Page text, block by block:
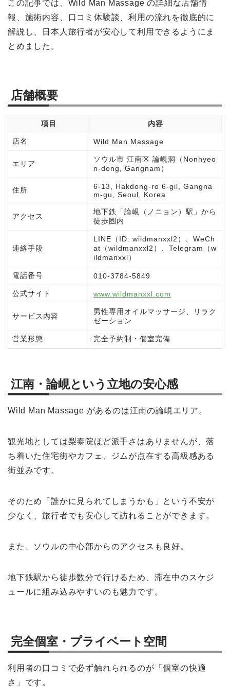
この記事では、Wild Man Massage の詳細な店舗情
報、施術内容、口コミ体験談、利用の流れを徹底的に
解説し、日本人旅行者が安心して利用できるようにま
とめました。
店舗概要
項目 内容
店名 Wild Man Massage
エリア
ソウル市 江南区 論峴洞（Nonhyeo
n-dong, Gangnam）
住所
6-13, Hakdong-ro 6-gil, Gangna
m-gu, Seoul, Korea
アクセス
地下鉄「論峴（ノニョン）駅」から
徒歩圏内
連絡手段
LINE（ID: wildmanxxl2）、WeCh
at（wildmanxxl2）、Telegram（w
ildmanxxl）
電話番号 010-3784-5849
公式サイト www.wildmanxxl.com
サービス内容
男性専用オイルマッサージ、リラク
ゼーション
営業形態 完全予約制・個室完備
江南・論峴という立地の安心感
Wild Man Massage があるのは江南の論峴エリア。
観光地としては梨泰院ほど派手さはありませんが、落
ち着いた住宅街やカフェ、ジムが点在する高級感ある
街並みです。
そのため「誰かに見られてしまうかも」という不安が
少なく、旅行者でも安心して訪れることができます。
また、ソウルの中心部からのアクセスも良好。
地下鉄駅から徒歩数分で行けるため、滞在中のスケジ
ュールに組み込みやすいのも魅力です。
完全個室・プライベート空間
利用者の口コミで必ず触れられるのが「個室の快適
さ」です。